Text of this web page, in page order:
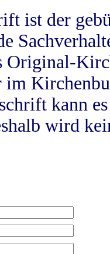
ist der
Original-
im
kann
wird